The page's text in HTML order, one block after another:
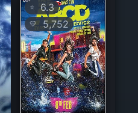
⭐ 6.3
💛 5,752